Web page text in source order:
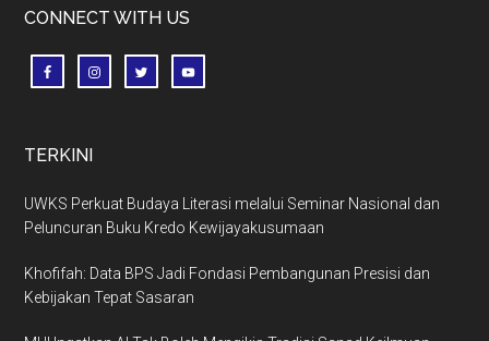
CONNECT WITH US
TERKINI
UWKS Perkuat Budaya Literasi melalui Seminar Nasional dan
Peluncuran Buku Kredo Kewijayakusumaan
Khofifah: Data BPS Jadi Fondasi Pembangunan Presisi dan
Kebijakan Tepat Sasaran